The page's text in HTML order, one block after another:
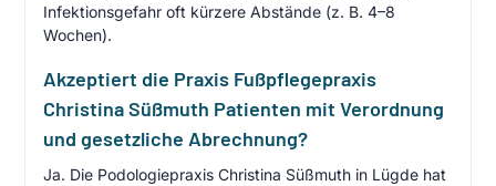
Infektionsgefahr oft kürzere Abstände (z. B. 4–8
Wochen).
Akzeptiert die Praxis Fußpflegepraxis
Christina Süßmuth Patienten mit Verordnung
und gesetzliche Abrechnung?
Ja. Die Podologiepraxis Christina Süßmuth in Lügde hat